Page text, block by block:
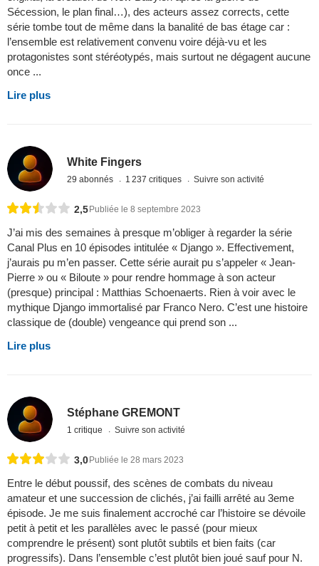
Sécession, le plan final…), des acteurs assez corrects, cette
série tombe tout de même dans la banalité de bas étage car :
l’ensemble est relativement convenu voire déjà-vu et les
protagonistes sont stéréotypés, mais surtout ne dégagent aucune
once ...
Lire plus
White Fingers
29 abonnés 1 237 critiques Suivre son activité
2,5Publiée le 8 septembre 2023
J’ai mis des semaines à presque m’obliger à regarder la série
Canal Plus en 10 épisodes intitulée « Django ». Effectivement,
j’aurais pu m’en passer. Cette série aurait pu s’appeler « Jean-
Pierre » ou « Biloute » pour rendre hommage à son acteur
(presque) principal : Matthias Schoenaerts. Rien à voir avec le
mythique Django immortalisé par Franco Nero. C’est une histoire
classique de (double) vengeance qui prend son ...
Lire plus
Stéphane GREMONT
1 critique Suivre son activité
3,0 Publiée le 28 mars 2023
Entre le début poussif, des scènes de combats du niveau
amateur et une succession de clichés, j’ai failli arrêté au 3eme
épisode. Je me suis finalement accroché car l’histoire se dévoile
petit à petit et les parallèles avec le passé (pour mieux
comprendre le présent) sont plutôt subtils et bien faits (car
progressifs). Dans l’ensemble c’est plutôt bien joué sauf pour N.